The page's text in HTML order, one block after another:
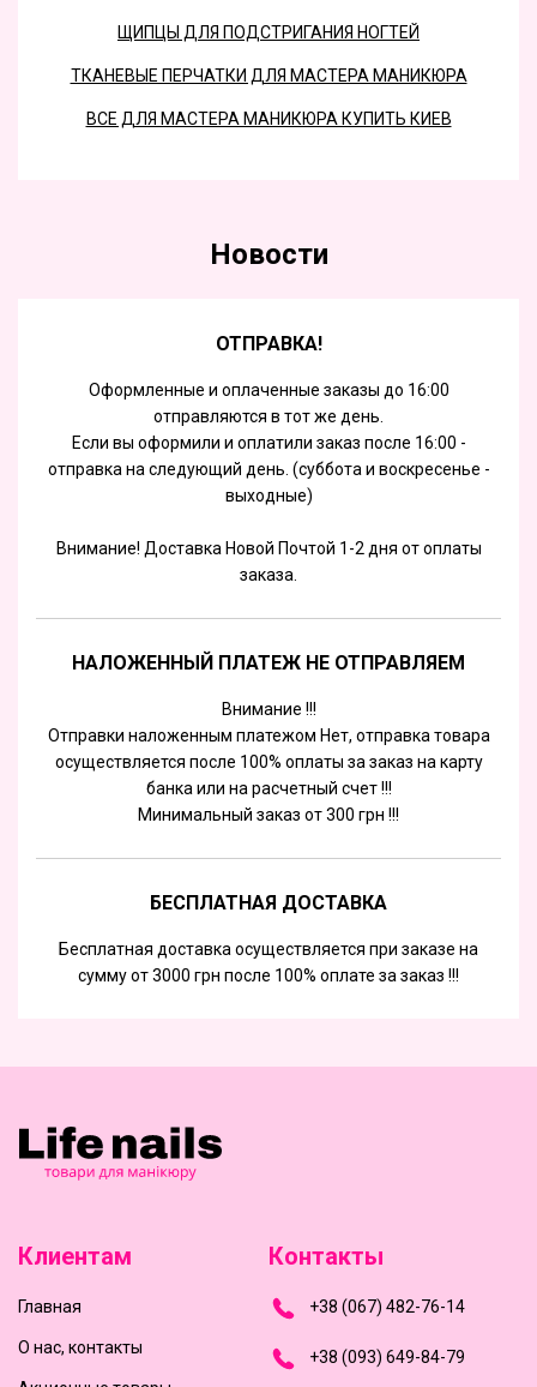
ЩИПЦЫ ДЛЯ ПОДСТРИГАНИЯ НОГТЕЙ
ТКАНЕВЫЕ ПЕРЧАТКИ ДЛЯ МАСТЕРА МАНИКЮРА
ВСЕ ДЛЯ МАСТЕРА МАНИКЮРА КУПИТЬ КИЕВ
Новости
ОТПРАВКА!
Оформленные и оплаченные заказы до 16:00
отправляются в тот же день.
Если вы оформили и оплатили заказ после 16:00 -
отправка на следующий день. (суббота и воскресенье -
выходные)
Внимание! Доставка Новой Почтой 1-2 дня от оплаты
заказа.
НАЛОЖЕННЫЙ ПЛАТЕЖ НЕ ОТПРАВЛЯЕМ
Внимание !!!
Отправки наложенным платежом Нет, отправка товара
осуществляется после 100% оплаты за заказ на карту
банка или на расчетный счет !!!
Минимальный заказ от 300 грн !!!
БЕСПЛАТНАЯ ДОСТАВКА
Бесплатная доставка осуществляется при заказе на
сумму от 3000 грн после 100% оплате за заказ !!!
Клиентам
Главная
О нас, контакты
Контакты
+38 (067) 482-76-14
+38 (093) 649-84-79